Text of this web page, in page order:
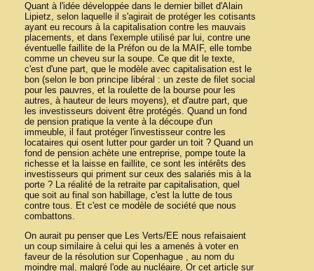
Quant à l'idée développée dans le dernier billet d'Alain
Lipietz, selon laquelle il s'agirait de protéger les cotisants
ayant eu recours à la capitalisation contre les mauvais
placements, et dans l'exemple utilisé par lui, contre une
éventuelle faillite de la Préfon ou de la MAIF, elle tombe
comme un cheveu sur la soupe. Ce que dit le texte,
c'est d'une part, que le modèle avec capitalisation est le
bon (selon le bon principe libéral : un zeste de filet social
pour les pauvres, et la roulette de la bourse pour les
autres, à hauteur de leurs moyens), et d'autre part, que
les investisseurs doivent être protégés. Quand un fond
de pension pratique la vente à la découpe d'un
immeuble, il faut protéger l'investisseur contre les
locataires qui osent lutter pour garder un toit ? Quand un
fond de pension achète une entreprise, pompe toute la
richesse et la laisse en faillite, ce sont les intérêts des
investisseurs qui priment sur ceux des salariés mis à la
porte ? La réalité de la retraite par capitalisation, quel
que soit au final son habillage, c'est la lutte de tous
contre tous. Et c'est ce modèle de société que nous
combattons.
On aurait pu penser que Les Verts/EE nous refaisaient
un coup similaire à celui qui les a amenés à voter en
faveur de la résolution sur Copenhague , au nom du
moindre mal, malgré l'ode au nucléaire. Or cet article sur